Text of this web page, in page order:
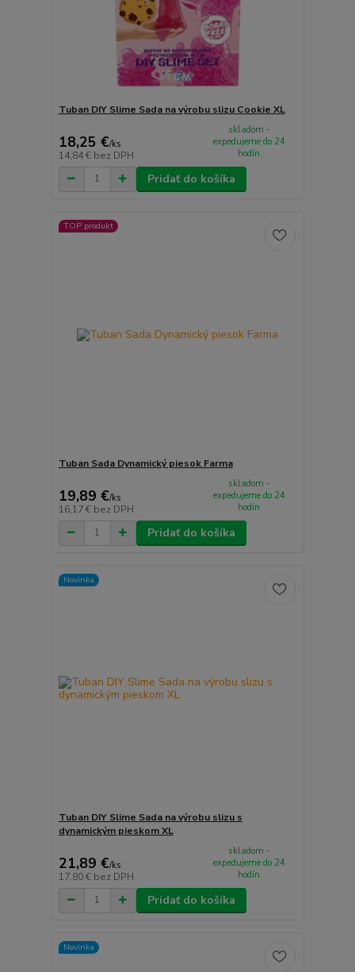
Tuban DIY Slime Sada na výrobu slizu Cookie XL
18,25 €/ks
14,84 € bez DPH
skladom -
expedujeme do 24
hodín
Pridať do košíka
TOP produkt
Tuban Sada Dynamický piesok Farma
19,89 €/ks
16,17 € bez DPH
skladom -
expedujeme do 24
hodín
Pridať do košíka
Novinka
Tuban DIY Slime Sada na výrobu slizu s
dynamickým pieskom XL
21,89 €/ks
17,80 € bez DPH
skladom -
expedujeme do 24
hodín
Pridať do košíka
Novinka